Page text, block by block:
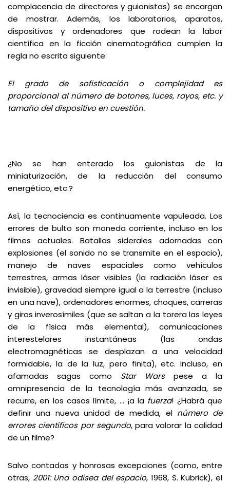
complacencia de directores y guionistas) se encargan
de mostrar. Además, los laboratorios, aparatos,
dispositivos y ordenadores que rodean la labor
científica en la ficción cinematográfica cumplen la
regla no escrita siguiente:
El grado de sofisticación o complejidad es
proporcional al número de botones, luces, rayos, etc. y
tamaño del dispositivo en cuestión.
¿No se han enterado los guionistas de la
miniaturización, de la reducción del consumo
energético, etc.?
Así, la tecnociencia es continuamente vapuleada. Los
errores de bulto son moneda corriente, incluso en los
filmes actuales. Batallas siderales adornadas con
explosiones (el sonido no se transmite en el espacio),
manejo de naves espaciales como vehículos
terrestres, armas láser visibles (la radiación láser es
invisible), gravedad siempre igual a la terrestre (incluso
en una nave), ordenadores enormes, choques, carreras
y giros inverosímiles (que se saltan a la torera las leyes
de la física más elemental), comunicaciones
interestelares instantáneas (las ondas
electromagnéticas se desplazan a una velocidad
formidable, la de la luz, pero finita), etc. Incluso, en
afamadas sagas como Star Warspese a la
omnipresencia de la tecnología más avanzada, se
recurre, en los casos límite, … ¡a la fuerza! ¿Habrá que
definir una nueva unidad de medida, el número de
errores científicos por segundo, para valorar la calidad
de un filme?
Salvo contadas y honrosas excepciones (como, entre
otras, 2001: Una odisea del espacio, 1968, S. Kubrick), el